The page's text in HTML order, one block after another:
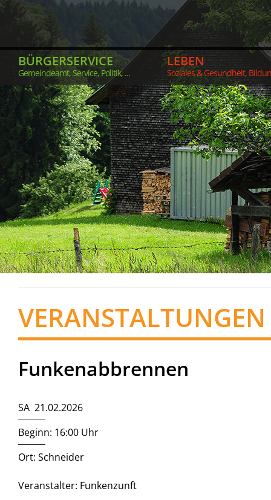
BÜRGERSERVICE
Gemeindeamt, Service, Politik, ...
LEBEN
Soziales & Gesundheit,
VERANSTALTUNGEN
Funkenabbrennen
SA 21.02.2026
Beginn: 16:00 Uhr
Ort: Schneider
Veranstalter: Funkenzunft